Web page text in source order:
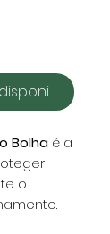
Bolha é a
o